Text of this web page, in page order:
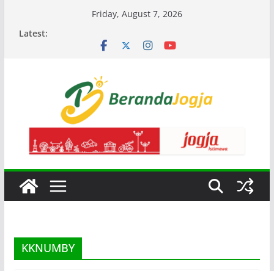
Friday, August 7, 2026
Latest:
KKNUMBY